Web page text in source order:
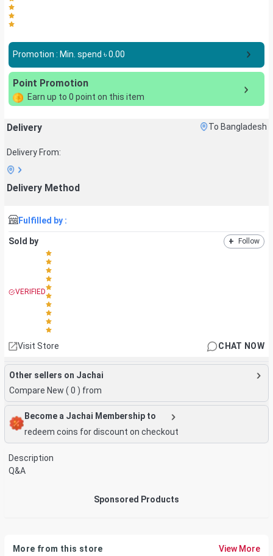
Promotion : Min. spend ৳0.00
Point Promotion
Earn up to 0 point on this item
Delivery To Bangladesh
Delivery From:
Delivery Method
Fulfilled by :
Sold by + Follow
VERIFIED
Visit Store CHAT NOW
Other sellers on Jachai
Compare New ( 0 ) from
Become a Jachai Membership to
redeem coins for discount on checkout
Description
Q&A
Sponsored Products
More from this store View More